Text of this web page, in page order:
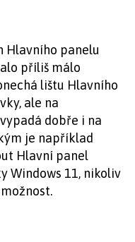
Hlavního panelu
příliš málo
lištu Hlavního
ale na
dobře i na
je například
Hlavní panel
Windows 11, nikoliv